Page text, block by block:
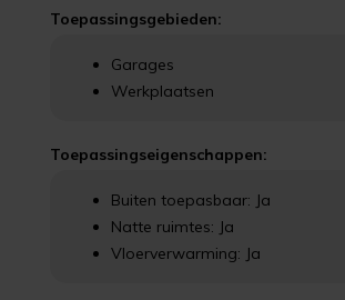
Toepassingsgebieden:
Garages
Werkplaatsen
Toepassingseigenschappen:
Buiten toepasbaar: Ja
Natte ruimtes: Ja
Vloerverwarming: Ja